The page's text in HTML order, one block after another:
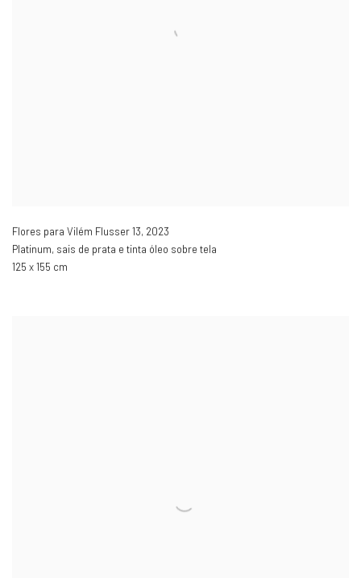
Flores para Vilém Flusser 13, 2023
Platinum, sais de prata e tinta óleo sobre tela
125 x 155 cm